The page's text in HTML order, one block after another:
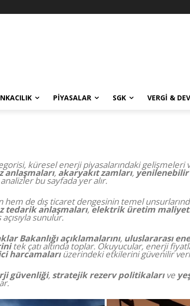
PIYASALAR SGK VERGI &
küresel enerji piyasalarındaki gelişmeleri
anlaşmaları, akaryakıt zamları, yenilenebilir
bu sayfada yer alır.
de dış ticaret dengesinin temel
tedarik anlaşmaları,elektrik üretim
sunulur.
Bakanlığı açıklamalarını, uluslararası
tek çatı altında toplar. Okuyucular, enerji
harcamalarıüzerindeki etkilerini güvenilir
güvenliği, stratejik rezerv politikalarıve